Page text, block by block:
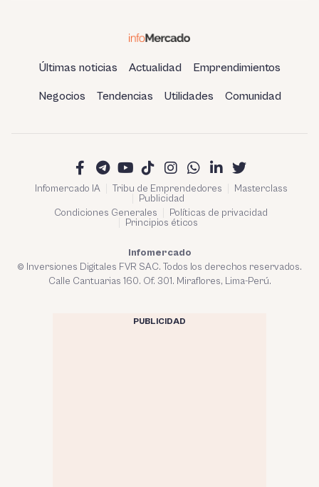
Últimas noticias Actualidad Emprendimientos
Negocios Tendencias Utilidades Comunidad
Infomercado IA Tribu de Emprendedores
Masterclass
Publicidad
Condiciones Generales
Políticas de privacidad
Principios éticos
Infomercado
© Inversiones Digitales FVR SAC. Todos los derechos reservados.
Calle Cantuarias 160. Of. 301. Miraflores, Lima-Perú.
PUBLICIDAD